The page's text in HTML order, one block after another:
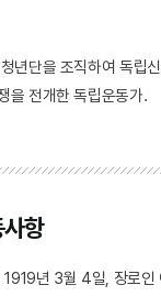
년단을 조직하여 독립
을 전개한 독립운동가.
항
1919년 3월 4일, 장로